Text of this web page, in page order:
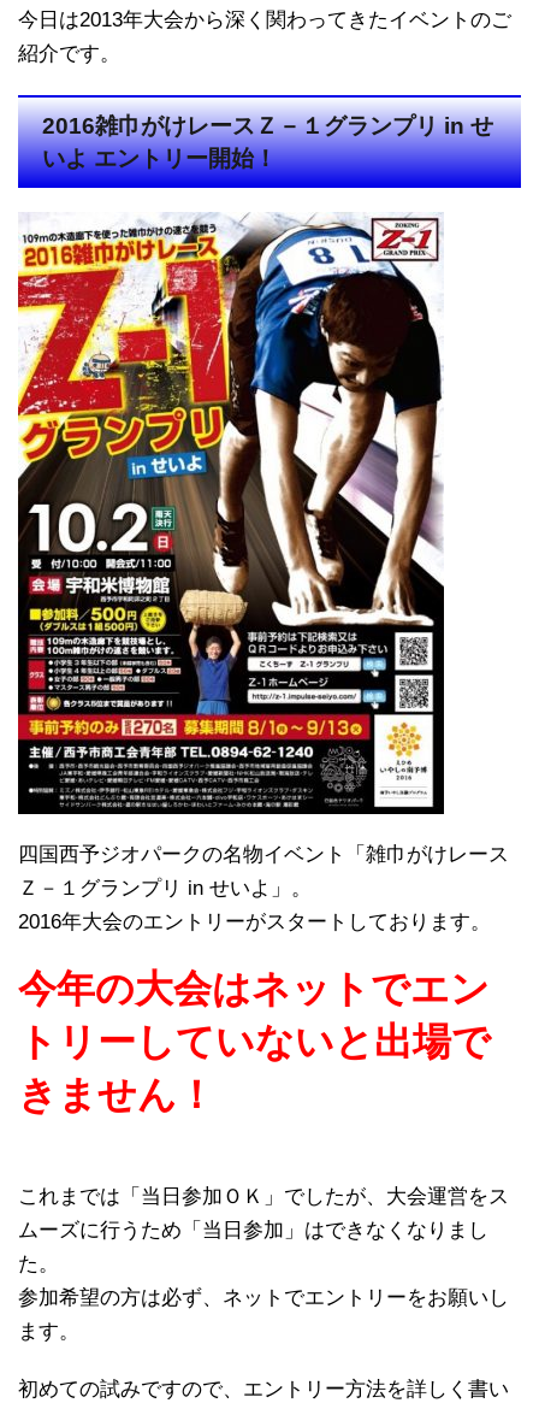
今日は2013年大会から深く関わってきたイベントのご
紹介です。
2016雑巾がけレースＺ－１グランプリ in せ
いよ エントリー開始！
四国西予ジオパークの名物イベント「雑巾がけレース
Ｚ－１グランプリ in せいよ」。
2016年大会のエントリーがスタートしております。
今年の大会はネットでエン
トリーしていないと出場で
きません！
これまでは「当日参加ＯＫ」でしたが、大会運営をス
ムーズに行うため「当日参加」はできなくなりまし
た。
参加希望の方は必ず、ネットでエントリーをお願いし
ます。
初めての試みですので、エントリー方法を詳しく書い